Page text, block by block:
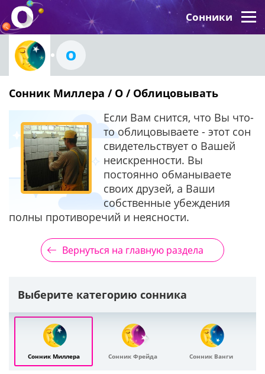
Сонники
О
Сонник Миллера / О / Облицовывать
Если Вам снится, что Вы что-
то облицовываете - этот сон
свидетельствует о Вашей
неискренности. Вы
постоянно обманываете
своих друзей, а Ваши
собственные убеждения
полны противоречий и неясности.
Вернуться на главную раздела
Выберите категорию сонника
Сонник Миллера Сонник Фрейда Сонник Ванги